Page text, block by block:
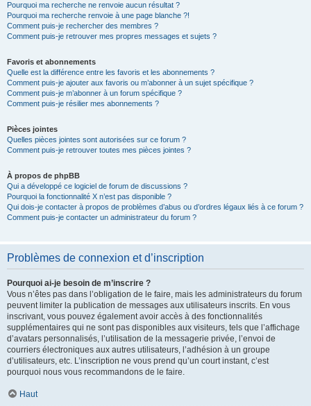
Pourquoi ma recherche ne renvoie aucun résultat ?
Pourquoi ma recherche renvoie à une page blanche ?!
Comment puis-je rechercher des membres ?
Comment puis-je retrouver mes propres messages et sujets ?
Favoris et abonnements
Quelle est la différence entre les favoris et les abonnements ?
Comment puis-je ajouter aux favoris ou m’abonner à un sujet spécifique ?
Comment puis-je m’abonner à un forum spécifique ?
Comment puis-je résilier mes abonnements ?
Pièces jointes
Quelles pièces jointes sont autorisées sur ce forum ?
Comment puis-je retrouver toutes mes pièces jointes ?
À propos de phpBB
Qui a développé ce logiciel de forum de discussions ?
Pourquoi la fonctionnalité X n’est pas disponible ?
Qui dois-je contacter à propos de problèmes d’abus ou d’ordres légaux liés à ce forum ?
Comment puis-je contacter un administrateur du forum ?
Problèmes de connexion et d’inscription
Pourquoi ai-je besoin de m’inscrire ?
Vous n’êtes pas dans l’obligation de le faire, mais les administrateurs du forum
peuvent limiter la publication de messages aux utilisateurs inscrits. En vous
inscrivant, vous pouvez également avoir accès à des fonctionnalités
supplémentaires qui ne sont pas disponibles aux visiteurs, tels que l’affichage
d’avatars personnalisés, l’utilisation de la messagerie privée, l’envoi de
courriers électroniques aux autres utilisateurs, l’adhésion à un groupe
d’utilisateurs, etc. L’inscription ne vous prend qu’un court instant, c’est
pourquoi nous vous recommandons de le faire.
Haut